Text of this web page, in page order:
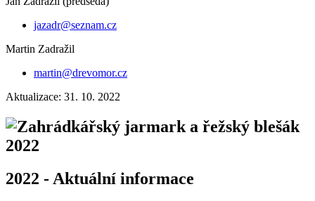
jazadr@seznam.cz
Martin Zadražil
martin@drevomor.cz
Aktualizace: 31. 10. 2022
2022 - Aktuální informace